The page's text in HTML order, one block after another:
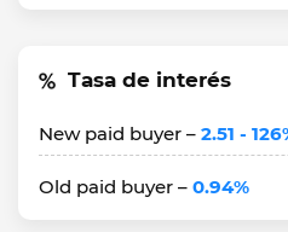
Tasa de interés
New paid buyer – 2.51 -
Old paid buyer – 0.94%